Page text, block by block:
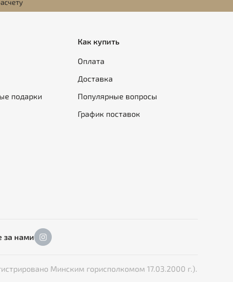
подарки
Как купить
Оплата
Доставка
Популярные вопросы
График поставок
за нами
Минским горисполкомом 17.03.2000 г.).